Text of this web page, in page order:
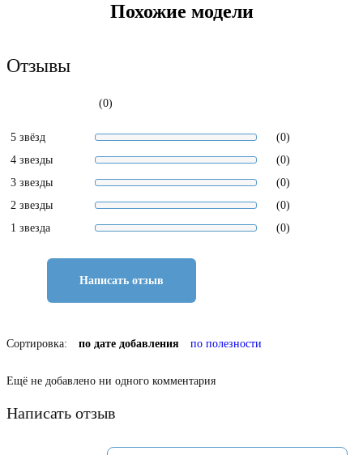
Похожие модели
Отзывы
(0)
5 звёзд
(0)
4 звезды
(0)
3 звезды
(0)
2 звезды
(0)
1 звезда
(0)
Написать отзыв
Сортировка: по дате добавления по полезности
Ещё не добавлено ни одного комментария
Написать отзыв